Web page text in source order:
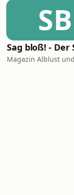
SB